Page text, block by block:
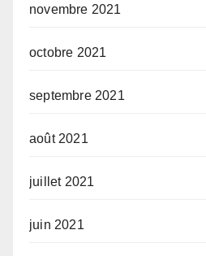
novembre 2021
octobre 2021
septembre 2021
août 2021
juillet 2021
juin 2021